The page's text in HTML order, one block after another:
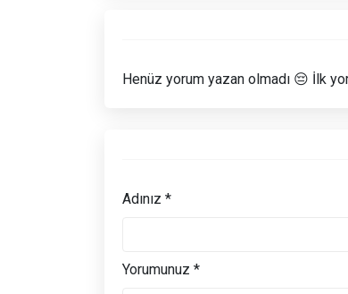
Henüz yorum yazan olmadı 😔 İlk
Adınız *
Yorumunuz *